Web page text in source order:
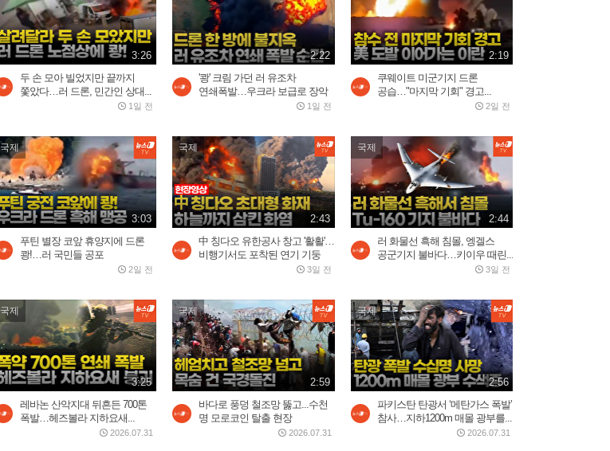
2:59
바다로 풍덩 철조망 뚫고...수
천 명 모로코인 탈출 현장
만지작…"미사일 역량...
2026.07.30
15:23
5시간 밤샘 '필버' 나경
2026.07.31
3:34
트럼프 “이란 두들겨 팰 것”…
사우디, 이라크·후티...
2026.07.30
회 준다"…홍명보...
2026.07.30
3:26
두 손 모아 빌었지만 끝까지
쫓았다…러 드론, 민간인 상대...
1일 전
2:22
'쾅' 크림 가던 러 유조차
연쇄폭발…우크라 보급로 장악
1일 전
2:19
쿠웨이트 미군기지 드론
공습…"마지막 기회" 경고...
2일 전
국제
3:03
푸틴 별장 코앞 휴양지에 드론
쾅!…러 국민들 공포
2일 전
국제
2:43
中 칭다오 유한공사 창고 '활활'…
비행기서도 포착된 연기 기둥
3일 전
국제
2:44
러 화물선 흑해 침몰, 엥겔스
공군기지 불바다…키이우 때린...
3일 전
국제
3:25
레바논 산악지대 뒤흔든 700톤
폭발…헤즈볼라 지하요새...
2026.07.31
국제
2:59
바다로 풍덩 철조망 뚫고...수천
명 모로코인 탈출 현장
2026.07.31
국제
2:56
파키스탄 탄광서 ‘메탄가스 폭발’
참사…지하1200m 매몰 광부를...
2026.07.31